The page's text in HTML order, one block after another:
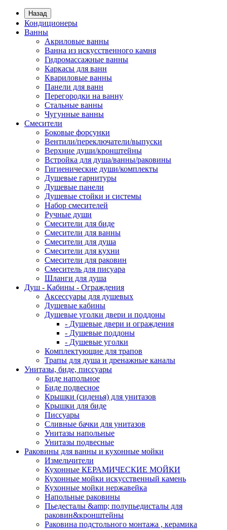
Назад
Кондиционеры
Ванны
Акриловые ванны
Ванна из искусственного камня
Гидромассажные ванны
Каркасы для ванн
Квариловые ванны
Панели для ванн
Перегородки на ванну
Стальные ванны
Чугунные ванны
Смесители
Боковые форсунки
Вентили/переключатели/выпуски
Верхние души/кронштейны
Встройка для душа/ванны/раковины
Гигиенические души/комплекты
Душевые гарнитуры
Душевые панели
Душевые стойки и системы
Набор смесителей
Ручные души
Смесители для биде
Смесители для ванны
Смесители для душа
Смесители для кухни
Смесители для раковин
Смеситель для писуара
Шланги для душа
Душ - Кабины - Ограждения
Аксессуары для душевых
Душевые кабины
Душевые уголки двери и поддоны
- Душевые двери и ограждения
- Душевые поддоны
- Душевые уголки
Комплектующие для трапов
Трапы для душа и дренажные каналы
Унитазы, биде, писсуары
Биде напольное
Биде подвесное
Крышки (сиденья) для унитазов
Крышки для биде
Писсуары
Сливные бачки для унитазов
Унитазы напольные
Унитазы подвесные
Раковины для ванны и кухонные мойки
Измельчители
Кухонные КЕРАМИЧЕСКИЕ МОЙКИ
Кухонные мойки искусственный камень
Кухонные мойки нержавейка
Напольные раковины
Пьедесталы &amp; полупьедисталы для
раковин&кронштейны
Раковина подстольного монтажа , керамика